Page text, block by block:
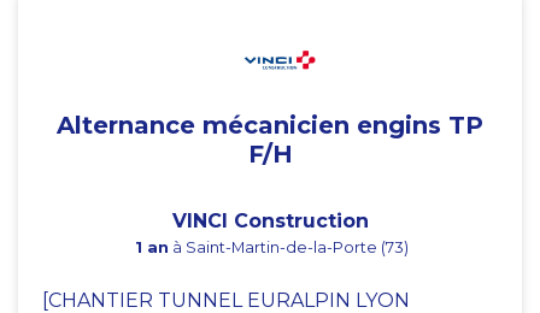
Alternance mécanicien engins TP
F/H
VINCI Construction
1 an à Saint-Martin-de-la-Porte (73)
[CHANTIER TUNNEL EURALPIN LYON